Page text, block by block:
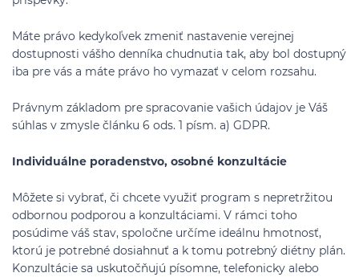
Máte právo kedykoľvek zmeniť nastavenie verejnej
dostupnosti vášho denníka chudnutia tak, aby bol dostupný
iba pre vás a máte právo ho vymazať v celom rozsahu.
Právnym základom pre spracovanie vašich údajov je Váš
súhlas v zmysle článku 6 ods. 1 písm. a) GDPR.
Individuálne poradenstvo, osobné konzultácie
Môžete si vybrať, či chcete využiť program s nepretržitou
odbornou podporou a konzultáciami. V rámci toho
posúdime váš stav, spoločne určíme ideálnu hmotnosť,
ktorú je potrebné dosiahnuť a k tomu potrebný diétny plán.
Konzultácie sa uskutočňujú písomne, telefonicky alebo